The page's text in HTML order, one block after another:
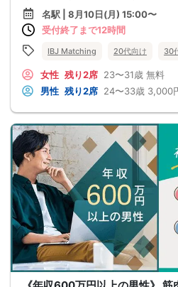
名駅 | 8月10日(月) 15:00〜
受付終了まで12時間
IBJ Matching 20代向け 30
女性 残り2席 23〜31歳 無料
男性 残り2席 24〜33歳 3,000